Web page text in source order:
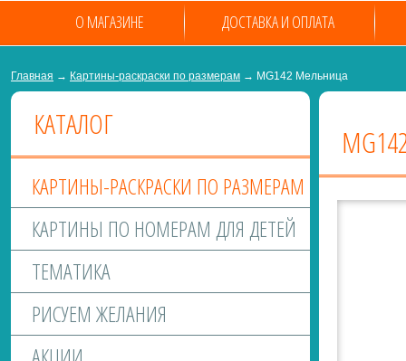
О МАГАЗИНЕ ДОСТАВКА И ОПЛАТА
Главная → Картины-раскраски по размерам → MG142 Мельница
КАТАЛОГ
КАРТИНЫ-РАСКРАСКИ ПО РАЗМЕРАМ
КАРТИНЫ ПО НОМЕРАМ ДЛЯ ДЕТЕЙ
ТЕМАТИКА
РИСУЕМ ЖЕЛАНИЯ